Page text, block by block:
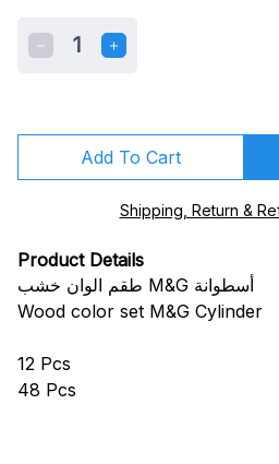
1
Add To Cart
Shipping, Return &
Product Details
Wood color set M&G Cylinder
12 Pcs
48 Pcs